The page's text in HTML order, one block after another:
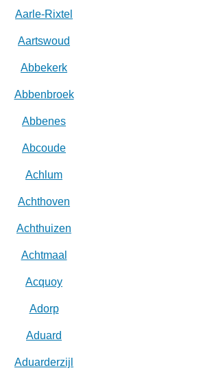
Aarle-Rixtel
Aartswoud
Abbekerk
Abbenbroek
Abbenes
Abcoude
Achlum
Achthoven
Achthuizen
Achtmaal
Acquoy
Adorp
Aduard
Aduarderzijl